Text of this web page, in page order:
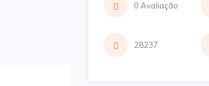
0 Avaliação
28237